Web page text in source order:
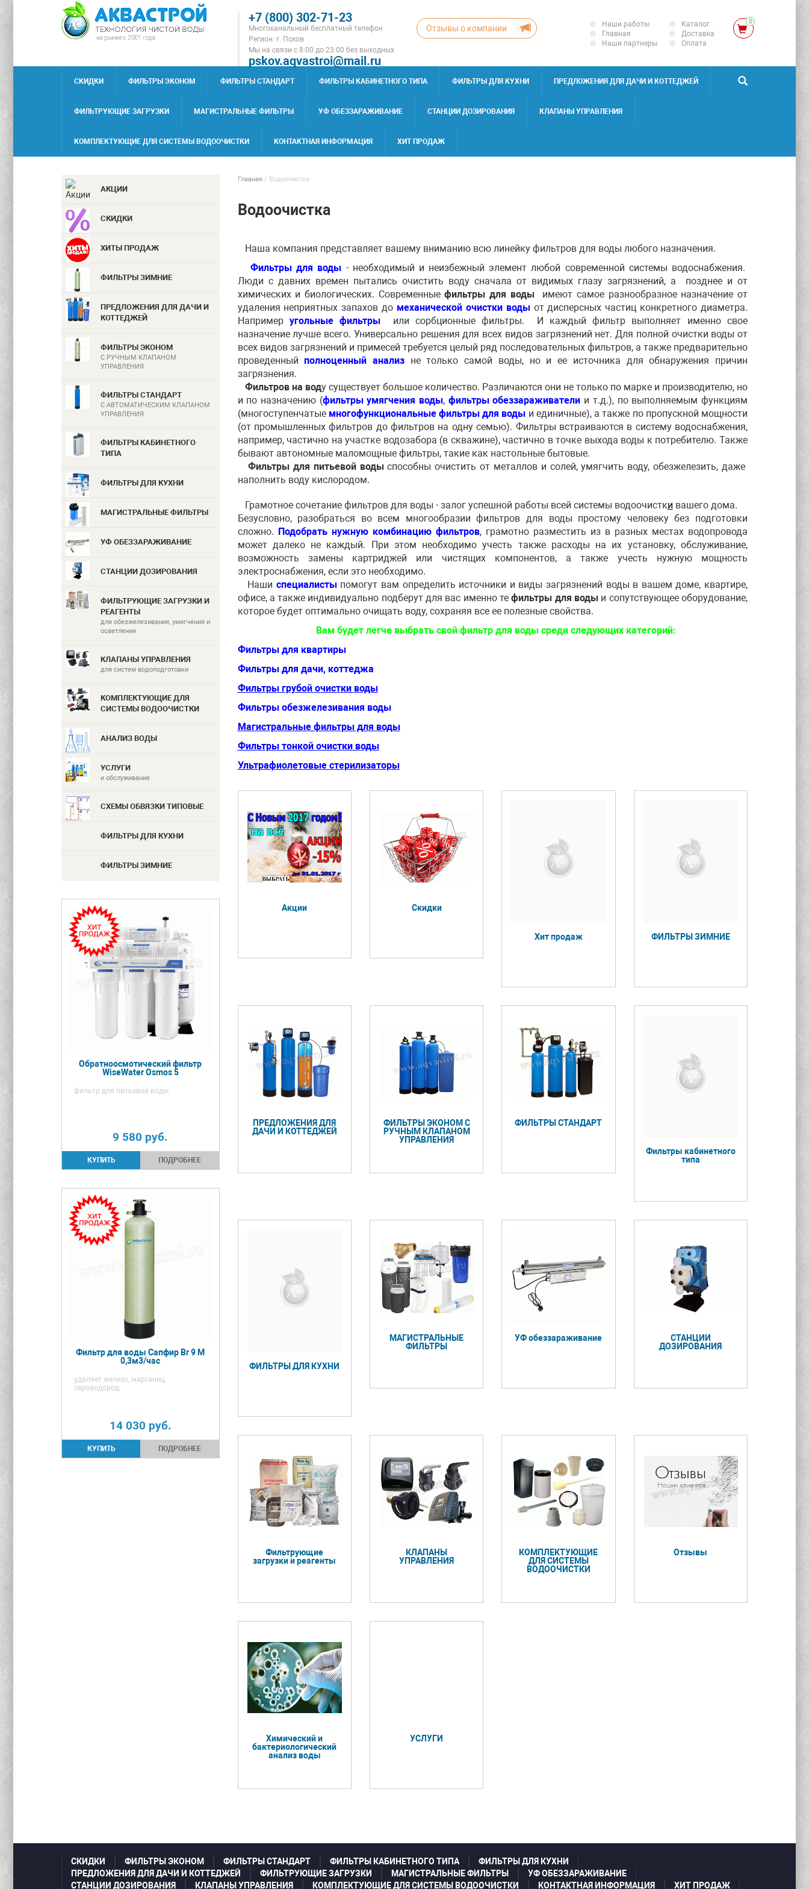
Отзывы о компании
+7 (800) 302-71-23
Многоканальный бесплатный телефон
Регион: г. Псков
Мы на связи с 8:00 до 23:00 без выходных
pskov.aqvastroi@mail.ru
Наши работы
Главная
Наши партнеры
Каталог
Доставка
Оплата
0
СКИДКИ ФИЛЬТРЫ ЭКОНОМ ФИЛЬТРЫ СТАНДАРТ ФИЛЬТРЫ КАБИНЕТНОГО ТИПА ФИЛЬТРЫ ДЛЯ КУХНИ ПРЕДЛОЖЕНИЯ ДЛЯ ДАЧИ И КОТТЕДЖЕЙ
ФИЛЬТРУЮЩИЕ ЗАГРУЗКИ МАГИСТРАЛЬНЫЕ ФИЛЬТРЫ УФ ОБЕЗЗАРАЖИВАНИЕ СТАНЦИИ ДОЗИРОВАНИЯ КЛАПАНЫ УПРАВЛЕНИЯ
КОМПЛЕКТУЮЩИЕ ДЛЯ СИСТЕМЫ ВОДООЧИСТКИ КОНТАКТНАЯ ИНФОРМАЦИЯ ХИТ ПРОДАЖ
АКЦИИ
СКИДКИ
ХИТЫ ПРОДАЖ
ФИЛЬТРЫ ЗИМНИЕ
ПРЕДЛОЖЕНИЯ ДЛЯ ДАЧИ И
КОТТЕДЖЕЙ
ФИЛЬТРЫ ЭКОНОМ
С РУЧНЫМ КЛАПАНОМ
УПРАВЛЕНИЯ
ФИЛЬТРЫ СТАНДАРТ
С АВТОМАТИЧЕСКИМ КЛАПАНОМ
УПРАВЛЕНИЯ
ФИЛЬТРЫ КАБИНЕТНОГО
ТИПА
ФИЛЬТРЫ ДЛЯ КУХНИ
МАГИСТРАЛЬНЫЕ ФИЛЬТРЫ
УФ ОБЕЗЗАРАЖИВАНИЕ
СТАНЦИИ ДОЗИРОВАНИЯ
ФИЛЬТРУЮЩИЕ ЗАГРУЗКИ И
РЕАГЕНТЫ
для обезжелезивания, умягчения и
осветления
КЛАПАНЫ УПРАВЛЕНИЯ
для систем водоподготовки
КОМПЛЕКТУЮЩИЕ ДЛЯ
СИСТЕМЫ ВОДООЧИСТКИ
АНАЛИЗ ВОДЫ
УСЛУГИ
и обслуживание
СХЕМЫ ОБВЯЗКИ ТИПОВЫЕ
ФИЛЬТРЫ ДЛЯ КУХНИ
ФИЛЬТРЫ ЗИМНИЕ
Обратноосмотический фильтр
WiseWater Osmos 5
фильтр для питьевой воды
9 580 руб.
ПОДРОБНЕЕ
Фильтр для воды Сапфир Br 9 М
0,3м3/час
удаляет железо, марганец,
сероводород
14 030 руб.
ПОДРОБНЕЕ
Главная / Водоочистка
Водоочистка
Наша компания представляет вашему вниманию всю линейку фильтров для воды любого назначения.
Фильтры для воды - необходимый и неизбежный элемент любой современной системы водоснабжения.
Люди с давних времен пытались очистить воду сначала от видимых глазу загрязнений, а позднее и от
химических и биологических. Современныефильтры для водыимеют самое разнообразное назначение от
удаления неприятных запахов до механической очистки водыот дисперсных частиц конкретного диаметра.
Например угольные фильтры или сорбционные фильтры. И каждый фильтр выполняет именно свое
назначение лучше всего. Универсально решения для всех видов загрязнений нет. Для полной очистки воды от
всех видов загрязнений и примесей требуется целый ряд последовательных фильтров, а также предварительно
проведенныйполноценный анализ не только самой воды, но и ее источника для обнаружения причин
загрязнения.
Фильтров на воду существует большое количество. Различаются они не только по марке и производителю, но
и по назначению (фильтры умягчения воды, фильтры обеззараживатели и т.д.), по выполняемым функциям
(многоступенчатые многофункциональные фильтры для воды и единичные), а также по пропускной мощности
(от промышленных фильтров до фильтров на одну семью). Фильтры встраиваются в систему водоснабжения,
например, частично на участке водозабора (в скважине), частично в точке выхода воды к потребителю. Также
бывают автономные маломощные фильтры, такие как настольные бытовые.
Фильтры для питьевой водыспособны очистить от металлов и солей, умягчить воду, обезжелезить, даже
наполнить воду кислородом.
Грамотное сочетание фильтров для воды - залог успешной работы всей системы водоочистки вашего дома.
Безусловно, разобраться во всем многообразии фильтров для воды простому человеку без подготовки
сложно. Подобрать нужную комбинацию фильтров, грамотно разместить из в разных местах водопровода
может далеко не каждый. При этом необходимо учесть также расходы на их установку, обслуживание,
возможность замены картриджей или чистящих компонентов, а также учесть нужную мощность
электроснабжения, если это необходимо.
Наши специалистыпомогут вам определить источники и виды загрязнений воды в вашем доме, квартире,
офисе, а также индивидуально подберут для вас именно тефильтры для воды и сопутствующее оборудование,
которое будет оптимально очищать воду, сохраняя все ее полезные свойства.
Вам будет легче выбрать свой фильтр для воды среди следующих категорий:
Фильтры для квартиры
Фильтры для дачи, коттеджа
Фильтры грубой очистки воды
Фильтры обезжелезивания воды
Магистральные фильтры для воды
Фильтры тонкой очистки воды
Ультрафиолетовые стерилизаторы
Акции Скидки
Хит продаж ФИЛЬТРЫ ЗИМНИЕ
ПРЕДЛОЖЕНИЯ ДЛЯ
ДАЧИ И КОТТЕДЖЕЙ
ФИЛЬТРЫ ЭКОНОМ С
РУЧНЫМ КЛАПАНОМ
УПРАВЛЕНИЯ
ФИЛЬТРЫ СТАНДАРТ
Фильтры кабинетного
типа
ФИЛЬТРЫ ДЛЯ КУХНИ
МАГИСТРАЛЬНЫЕ
ФИЛЬТРЫ
УФ обеззараживание
СТАНЦИИ
ДОЗИРОВАНИЯ
Фильтрующие
загрузки и реагенты
КЛАПАНЫ
УПРАВЛЕНИЯ
КОМПЛЕКТУЮЩИЕ
ДЛЯ СИСТЕМЫ
ВОДООЧИСТКИ
Отзывы
Химический и
бактериологический
анализ воды
УСЛУГИ
СКИДКИ ФИЛЬТРЫ ЭКОНОМ ФИЛЬТРЫ СТАНДАРТ ФИЛЬТРЫ КАБИНЕТНОГО ТИПА
ФИЛЬТРЫ ДЛЯ КУХНИ
ПРЕДЛОЖЕНИЯ ДЛЯ ДАЧИ И КОТТЕДЖЕЙ
ФИЛЬТРУЮЩИЕ ЗАГРУЗКИ МАГИСТРАЛЬНЫЕ ФИЛЬТРЫ
УФ ОБЕЗЗАРАЖИВАНИЕ
СТАНЦИИ ДОЗИРОВАНИЯ
КЛАПАНЫ УПРАВЛЕНИЯ КОМПЛЕКТУЮЩИЕ ДЛЯ СИСТЕМЫ ВОДООЧИСТКИ КОНТАКТНАЯ ИНФОРМАЦИЯ ХИТ ПРОДАЖ